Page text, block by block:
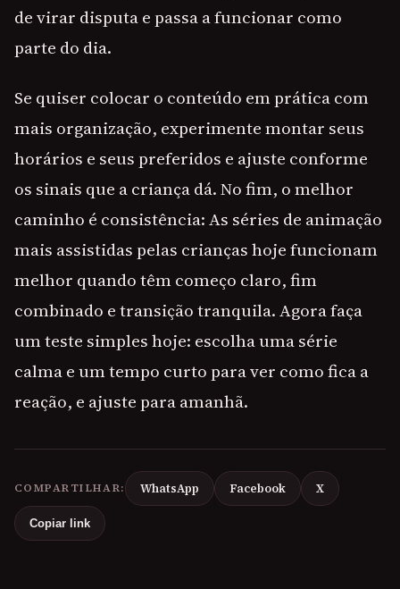
de virar disputa e passa a funcionar como
parte do dia.
Se quiser colocar o conteúdo em prática com
mais organização, experimente montar seus
horários e seus preferidos e ajuste conforme
os sinais que a criança dá. No fim, o melhor
caminho é consistência: As séries de animação
mais assistidas pelas crianças hoje funcionam
melhor quando têm começo claro, fim
combinado e transição tranquila. Agora faça
um teste simples hoje: escolha uma série
calma e um tempo curto para ver como fica a
reação, e ajuste para amanhã.
COMPARTILHAR: WhatsApp Facebook X
Copiar link